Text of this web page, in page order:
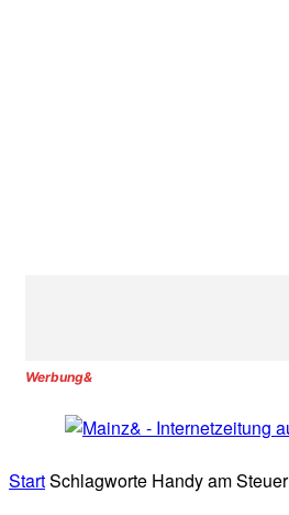
Werbung&
StartSchlagworte Handy am Steuer